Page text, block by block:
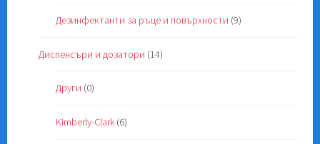
Дезинфектанти за ръце и повърхности (9)
Диспенсъри и дозатори (14)
Други (0)
Kimberly-Clark (6)